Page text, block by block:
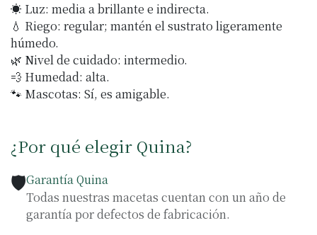
☀️ Luz: media a brillante e indirecta.
💧 Riego: regular; mantén el sustrato ligeramente
húmedo.
🌿 Nivel de cuidado: intermedio.
💨 Humedad: alta.
🐾 Mascotas: Sí, es amigable.
¿Por qué elegir Quina?
🛡️Garantía Quina
Todas nuestras macetas cuentan con un año de
garantía por defectos de fabricación.